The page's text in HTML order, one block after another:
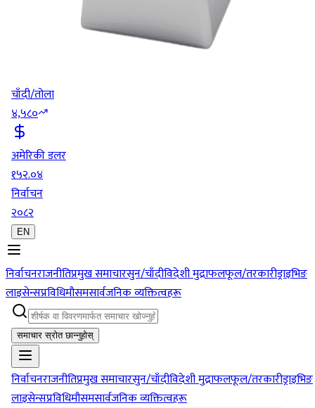
चाँदी/तोला
४,५८०
अमेरिकी डलर
१५२.०४
निर्वाचन
२०८२
EN
निर्वाचनराजनीतिप्रमुख समाचारसुन/चाँदीविदेशी मुद्राफलफूल/तरकारीड्राइभिङ
लाइसेन्सप्रविधिमौसमसार्वजनिक व्यक्तित्वहरू
समाचार स्रोत छान्नुहोस्
निर्वाचनराजनीतिप्रमुख समाचारसुन/चाँदीविदेशी मुद्राफलफूल/तरकारीड्राइभिङ
लाइसेन्सप्रविधिमौसमसार्वजनिक व्यक्तित्वहरू